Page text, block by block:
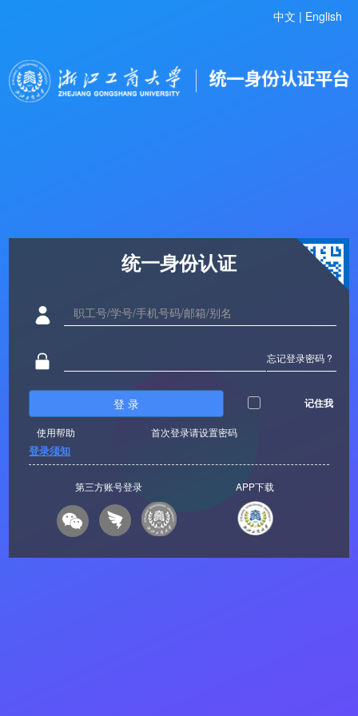
中文 | English
统一身份认证
忘记登录密码 ?
登 录 记住我
使用帮助 首次登录请设置密码
登录须知
第三方账号登录 APP下载